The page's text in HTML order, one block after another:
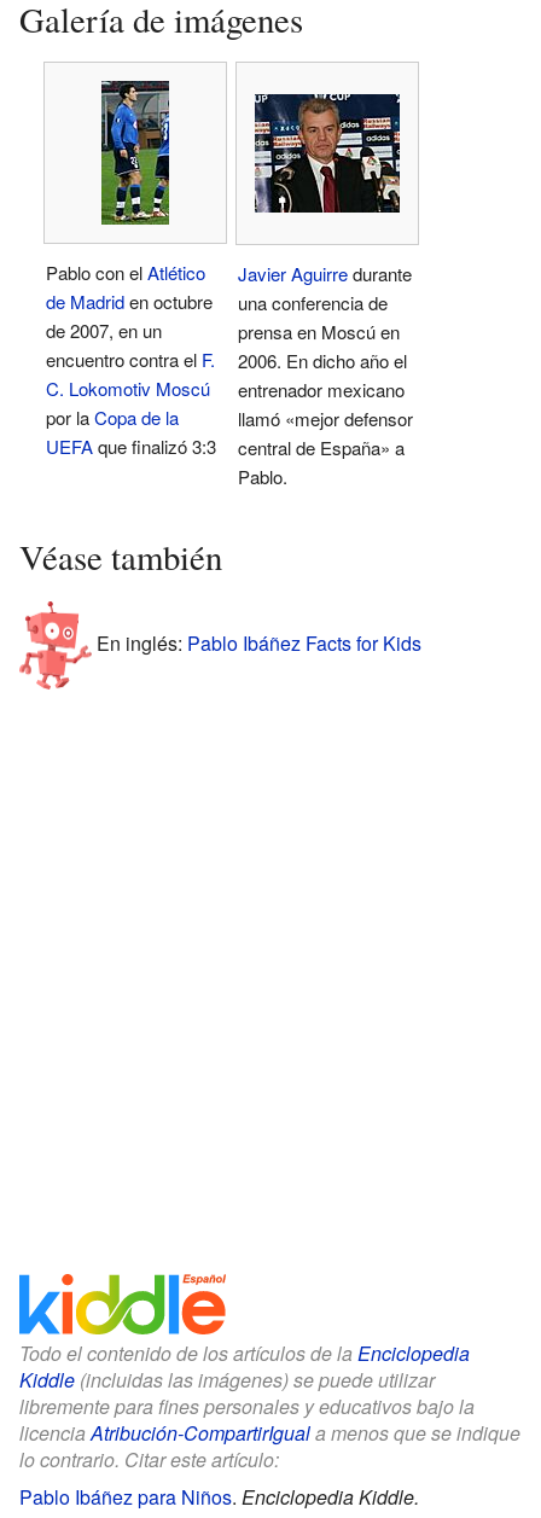
Galería de imágenes
Pablo con elAtlético
de Madriden octubre
de 2007, en un
encuentro contra el F.
C. Lokomotiv Moscú
por laCopa de la
UEFAque finalizó 3:3
Javier Aguirredurante
una conferencia de
prensa en Moscú en
2006. En dicho año el
entrenador mexicano
llamó «mejor defensor
central de España» a
Pablo.
Véase también
En inglés: Pablo Ibáñez Facts for Kids
Todo el contenido de los artículos de la Enciclopedia
Kiddle (incluidas las imágenes) se puede utilizar
libremente para fines personales y educativos bajo la
licenciaAtribución-CompartirIguala menos que se indique
lo contrario. Citar este artículo:
Pablo Ibáñez para Niños. Enciclopedia Kiddle.